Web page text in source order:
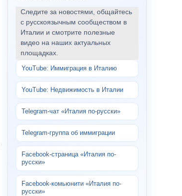
Следите за новостями, общайтесь
с русскоязычным сообществом в
Италии и смотрите полезные
видео на наших актуальных
площадках.
YouTube: Иммиграция в Италию
YouTube: Недвижимость в Италии
Telegram-чат «Италия по-русски»
Telegram-группа об иммиграции
Facebook-страница «Италия по-
русски»
Facebook-комьюнити «Италия по-
русски»